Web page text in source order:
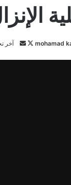
mohamad
ت
آخر